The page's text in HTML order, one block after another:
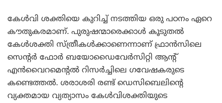
കേൾവി ശക്തിയെ കുറിച്ച് നടത്തിയ ഒരു പഠനം ഏറെ
കൗതുകരമാണ്. പുരുഷന്മാരെക്കാൾ കൂടുതൽ
കേൾശക്തി സ്ത്രീകൾക്കാണെന്നാണ് ഫ്രാൻസിലെ
സെന്റർ ഫോർ ബയോഡൈവേർസിറ്റി ആന്റ്
എൻവൈറമെന്റൽ റിസർച്ചിലെ ഗവേഷകരുടെ
കണ്ടെത്തൽ. ശരാശരി രണ്ട് ഡെസിബെലിന്റെ
വ്യക്തമായ വ്യത്യാസം കേൾവിശക്തിയുടെ